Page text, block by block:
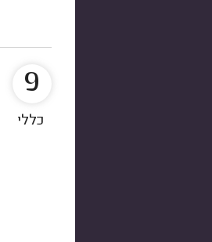
9
כללי